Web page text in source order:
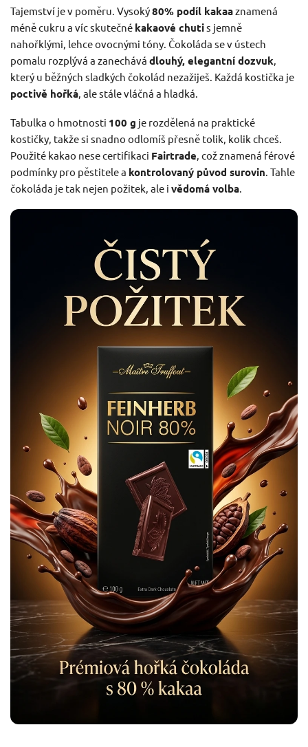
Tajemství je v poměru. Vysoký80% podíl kakaaznamená
méně cukru a víc skutečné kakaové chutis jemně
nahořklými, lehce ovocnými tóny. Čokoláda se v ústech
pomalu rozplývá a zanechává dlouhý, elegantní dozvuk
který u běžných sladkých čokolád nezažiješ. Každá kostička je
poctivě hořká , ale stále vláčná a hladká.
Tabulka o hmotnosti 100 g je rozdělená na praktické
kostičky, takže si snadno odlomíš přesně tolik, kolik chceš.
Použité kakao nese certifikaci Fairtrade , což znamená férové
podmínky pro pěstitele a kontrolovaný původ surovin . Tahle
čokoláda je tak nejen požitek, ale i vědomá volba